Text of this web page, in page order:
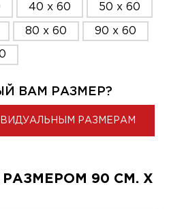
40 x 60 50 x 60
80 x 60 90 x 60
ВАМ РАЗМЕР?
РАЗМЕРАМ
90 СМ. X